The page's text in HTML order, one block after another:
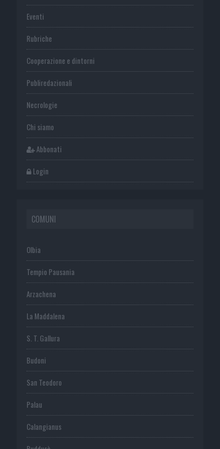
Eventi
Rubriche
Cooperazione e dintorni
Publiredazionali
Necrologie
Chi siamo
Abbonati
Login
COMUNI
Olbia
Tempio Pausania
Arzachena
La Maddalena
S. T. Gallura
Budoni
San Teodoro
Palau
Calangianus